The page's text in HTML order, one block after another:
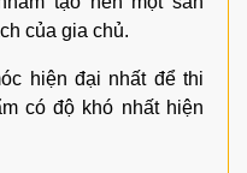
của gia chủ.
hiện đại nhất để thi
có độ khó nhất hiện